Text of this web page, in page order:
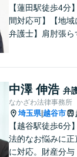
【蓮田駅徒歩4分
間対応可】【地域
弁護士】肩肘張ら
中澤 伸浩 弁
なかざわ法律事務所
埼玉県|越谷市
【越谷駅徒歩6分
法的なお悩みに正
に対応。財産分与